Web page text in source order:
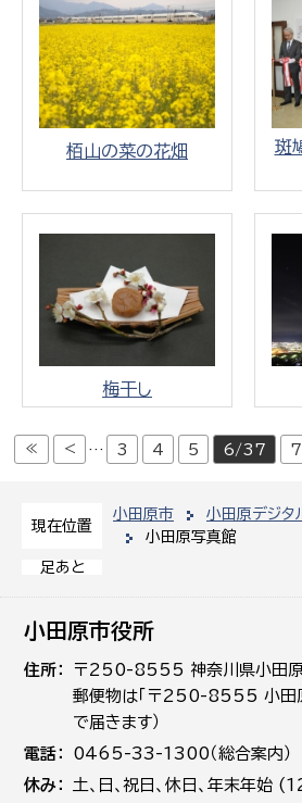
現在位置
小田原市
小田原デジタ
小田原写真館
足あと
栢山の菜の花畑
斑
梅干し
≪ < … 3 4 5 6/37 7
小田原市役所
住所
〒250-8555 神奈川県小田
郵便物は「〒250-8555 小田
で届きます）
電話
0465-33-1300（総合案内）
休み
土､日､祝日、休日、年末年始